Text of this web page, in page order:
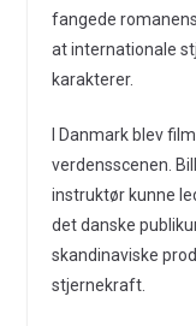
fangede
at internationale
karakterer.
I Danmark blev
verdensscenen.
instruktør kunne
det danske
skandinaviske
stjernekraft.